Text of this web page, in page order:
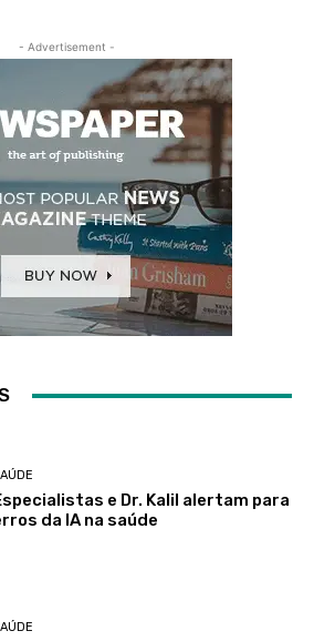
- Advertisement -
e Dr. Kalil alertam para
da IA na saúde